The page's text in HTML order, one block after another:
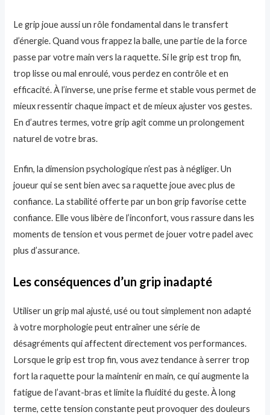
Le grip joue aussi un rôle fondamental dans le transfert
d’énergie. Quand vous frappez la balle, une partie de la force
passe par votre main vers la raquette. Si le grip est trop fin,
trop lisse ou mal enroulé, vous perdez en contrôle et en
efficacité. À l’inverse, une prise ferme et stable vous permet de
mieux ressentir chaque impact et de mieux ajuster vos gestes.
En d’autres termes, votre grip agit comme un prolongement
naturel de votre bras.
Enfin, la dimension psychologique n’est pas à négliger. Un
joueur qui se sent bien avec sa raquette joue avec plus de
confiance. La stabilité offerte par un bon grip favorise cette
confiance. Elle vous libère de l’inconfort, vous rassure dans les
moments de tension et vous permet de jouer votre padel avec
plus d’assurance.
Les conséquences d’un grip inadapté
Utiliser un grip mal ajusté, usé ou tout simplement non adapté
à votre morphologie peut entraîner une série de
désagréments qui affectent directement vos performances.
Lorsque le grip est trop fin, vous avez tendance à serrer trop
fort la raquette pour la maintenir en main, ce qui augmente la
fatigue de l’avant-bras et limite la fluidité du geste. À long
terme, cette tension constante peut provoquer des douleurs